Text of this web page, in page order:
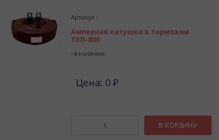
Артикул :
Амперная катушка к тормозам
ТКП-800
- в наличии.
Цена: 0 ₽
В КОРЗИНУ